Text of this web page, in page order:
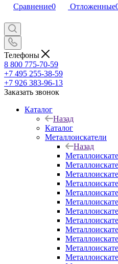
Сравнение0 Отложенные
Телефоны
8 800 775-70-59
+7 495 255-38-59
+7 926 383-96-13
Заказать звонок
Каталог
Назад
Каталог
Металлоискатели
Назад